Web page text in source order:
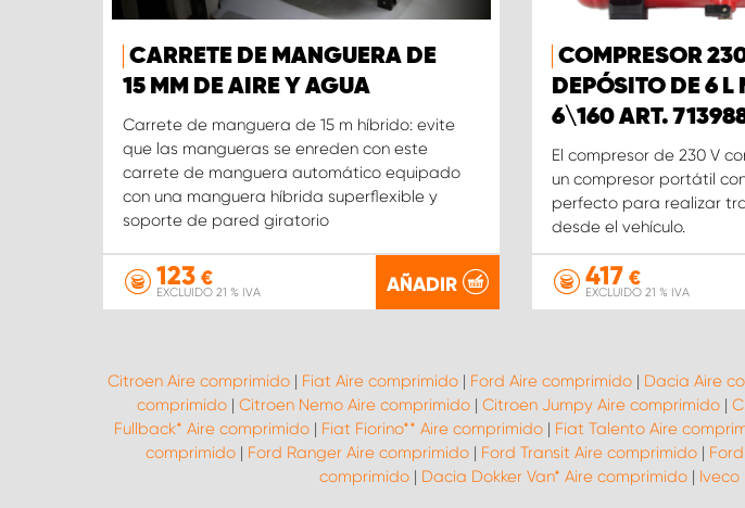
CARRETE DE MANGUERA DE
15 MM DE AIRE Y AGUA
Carrete de manguera de 15 m híbrido: evite
que las mangueras se enreden con este
carrete de manguera automático equipado
con una manguera híbrida superflexible y
soporte de pared giratorio
123 €
EXCLUIDO 21 % IVA AÑADIR
COMPRESOR
DEPÓSITO DE 6
6\160 ART.
El compresor de 230 V
un compresor portátil
perfecto para realizar
desde el vehículo.
417€
EXCLUIDO 21 % IVA
Citroen Aire comprimido| Fiat Aire comprimido| Ford Aire comprimido| Dacia Aire
comprimido | Citroen Nemo Aire comprimido | Citroen Jumpy Aire comprimido |
Fullback* Aire comprimido | Fiat Fiorino** Aire comprimido | Fiat Talento Aire
comprimido | Ford Ranger Aire comprimido | Ford Transit Aire comprimido |
comprimido | Dacia Dokker Van* Aire comprimido | Iveco